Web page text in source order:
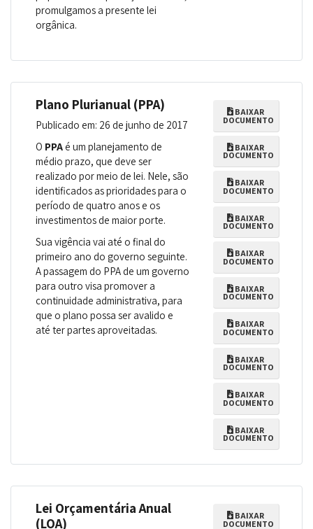
promulgamos a presente lei
orgânica.
Plano Plurianual (PPA)
Publicado em: 26 de junho de 2017
O PPAé um planejamento de
médio prazo, que deve ser
realizado por meio de lei. Nele, são
identificados as prioridades para o
período de quatro anos e os
investimentos de maior porte.
Sua vigência vai até o final do
primeiro ano do governo seguinte.
A passagem do PPA de um governo
para outro visa promover a
continuidade administrativa, para
que o plano possa ser avalido e
até ter partes aproveitadas.
BAIXAR
DOCUMENTO
BAIXAR
DOCUMENTO
BAIXAR
DOCUMENTO
BAIXAR
DOCUMENTO
BAIXAR
DOCUMENTO
BAIXAR
DOCUMENTO
BAIXAR
DOCUMENTO
BAIXAR
DOCUMENTO
BAIXAR
DOCUMENTO
BAIXAR
DOCUMENTO
Lei Orçamentária Anual
(LOA)
BAIXAR
DOCUMENTO